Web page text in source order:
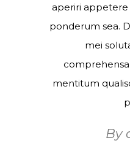
aperiri
ponderum sea.
mei
mentitum
By